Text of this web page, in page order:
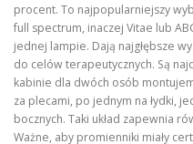
procent. To najpopularniejszy
full spectrum, inaczej Vitae lub
jednej lampie. Dają najgłębsze
do celów terapeutycznych. Są
kabinie dla dwóch osób
za plecami, po jednym na łydki,
bocznych. Taki układ zapewnia
Ważne, aby promienniki miały